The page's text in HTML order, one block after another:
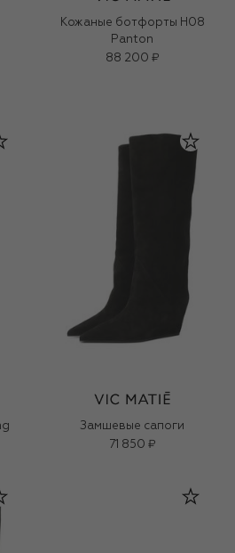
Кожаные ботфорты H08
Panton
88 200 ₽
Замшевые сапоги
71 850 ₽